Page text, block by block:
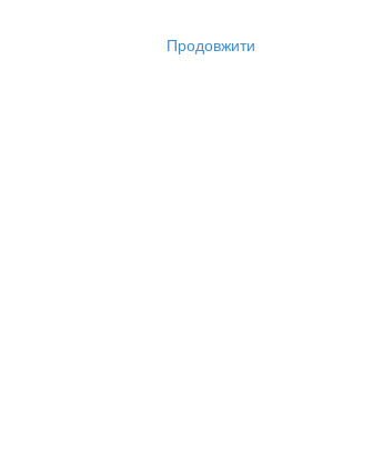
Продовжити